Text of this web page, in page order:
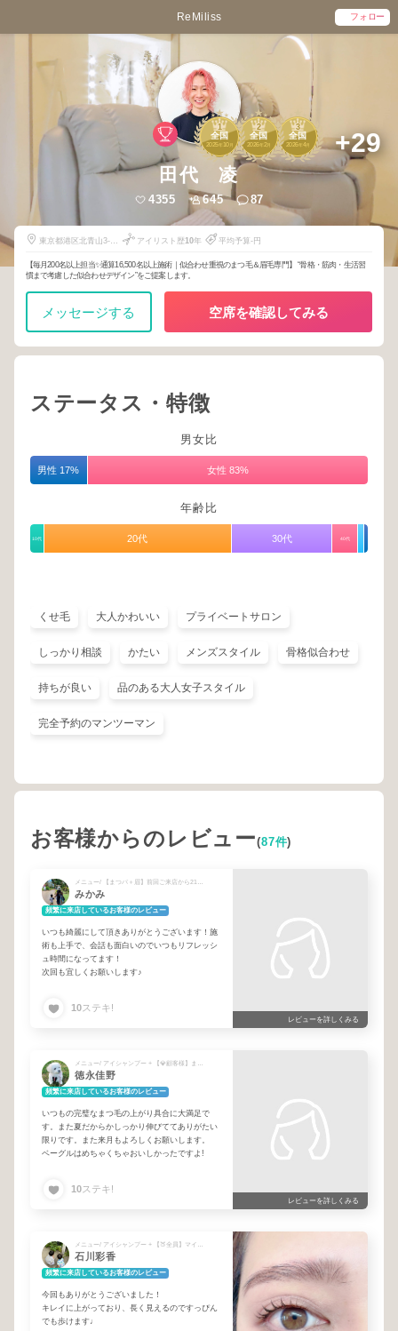
ReMiliss フォロー
1
全国
2025年 10月
2
全国
2026年 2月
3
全国
2026年 4月 +29
田代 凌
4355 645 87
東京都港区北青山3-8-
アイリスト歴10年 平均予算-円
【毎月200名以上担当✨通算16,500名以上施術｜似合わせ重視のまつ毛＆眉毛専門】 “骨格・筋肉・生活習
慣まで考慮した似合わせデザイン”をご提案します。
メッセージする 空席を確認してみる
ステータス・特徴
男女比
男性 17% 女性 83%
年齢比
10代 20代 30代 40代
くせ毛 大人かわいい プライベートサロン
しっかり相談 かたい メンズスタイル 骨格似合わせ
持ちが良い 品のある大人女子スタイル
完全予約のマンツーマン
お客様からのレビュー(87件)
みかみ
頻繁に来店しているお客様のレビュー
いつも綺麗にして頂きありがとうございます！施
術も上手で、会話も面白いのでいつもリフレッシ
ュ時間になってます！
次回も宜しくお願いします♪
10ステキ!
レビューを詳しくみる
徳永佳野
頻繁に来店しているお客様のレビュー
いつもの完璧なまつ毛の上がり具合に大満足で
す。また夏だからかしっかり伸びててありがたい
限りです。また来月もよろしくお願いします。
ベーグルはめちゃくちゃおいしかったですよ!
10ステキ!
レビューを詳しくみる
石川彩香
頻繁に来店しているお客様のレビュー
今回もありがとうございました！
キレイに上がっており、長く見えるのですっぴん
でも歩けます♩